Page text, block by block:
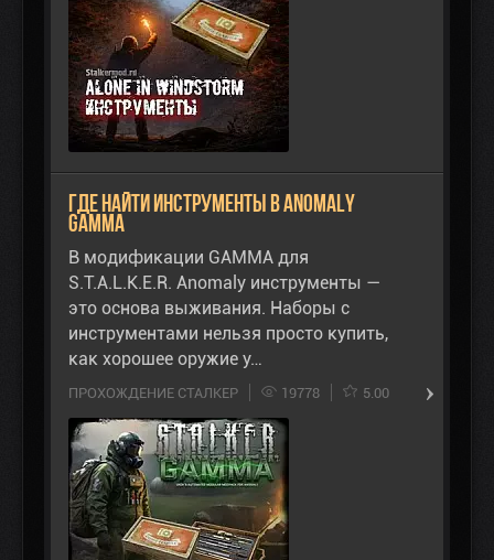
Где найти инструменты в Anomaly
Gamma
В модификации GAMMA для
S.T.A.L.K.E.R. Anomaly инструменты —
это основа выживания. Наборы с
инструментами нельзя просто купить,
как хорошее оружие у…
ПРОХОЖДЕНИЕ СТАЛКЕР 19778 5.00